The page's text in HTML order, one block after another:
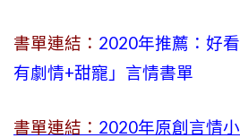
書單連結： 2020年推薦：好
有劇情+甜寵」言情書單
書單連結： 2020年原創言情